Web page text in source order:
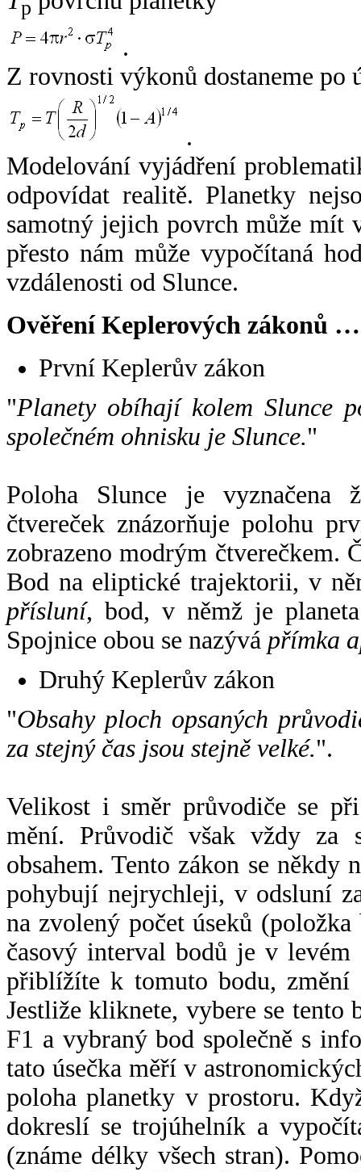
p
.
Z rovnosti výkonů dostaneme po
.
Modelování vyjádření
odpovídat realitě. Planetky
samotný jejich povrch může mít
přesto nám může vypočítaná
vzdálenosti od Slunce.
Ověření Keplerových zákonů …
První Keplerův zákon
"Planety obíhají kolem Slunce
společném ohnisku je Slunce."
Poloha Slunce je vyznačena
čtvereček znázorňuje polohu
zobrazeno modrým čtverečkem.
Bod na eliptické trajektorii, v
přísluní, bod, v němž je
Spojnice obou se nazývá přímka
Druhý Keplerův zákon
"Obsahy ploch opsaných
za stejný čas jsou stejně velké.".
Velikost i směr průvodiče se
mění. Průvodič však vždy za
obsahem. Tento zákon se někdy
pohybují nejrychleji, v odsluní
na zvolený počet úseků
časový interval bodů je v
přiblížíte k tomuto bodu,
Jestliže kliknete, vybere se tento
F1 a vybraný bod společně s
tato úsečka měří v
poloha planetky v prostoru.
dokreslí se trojúhelník a
(známe délky všech stran).